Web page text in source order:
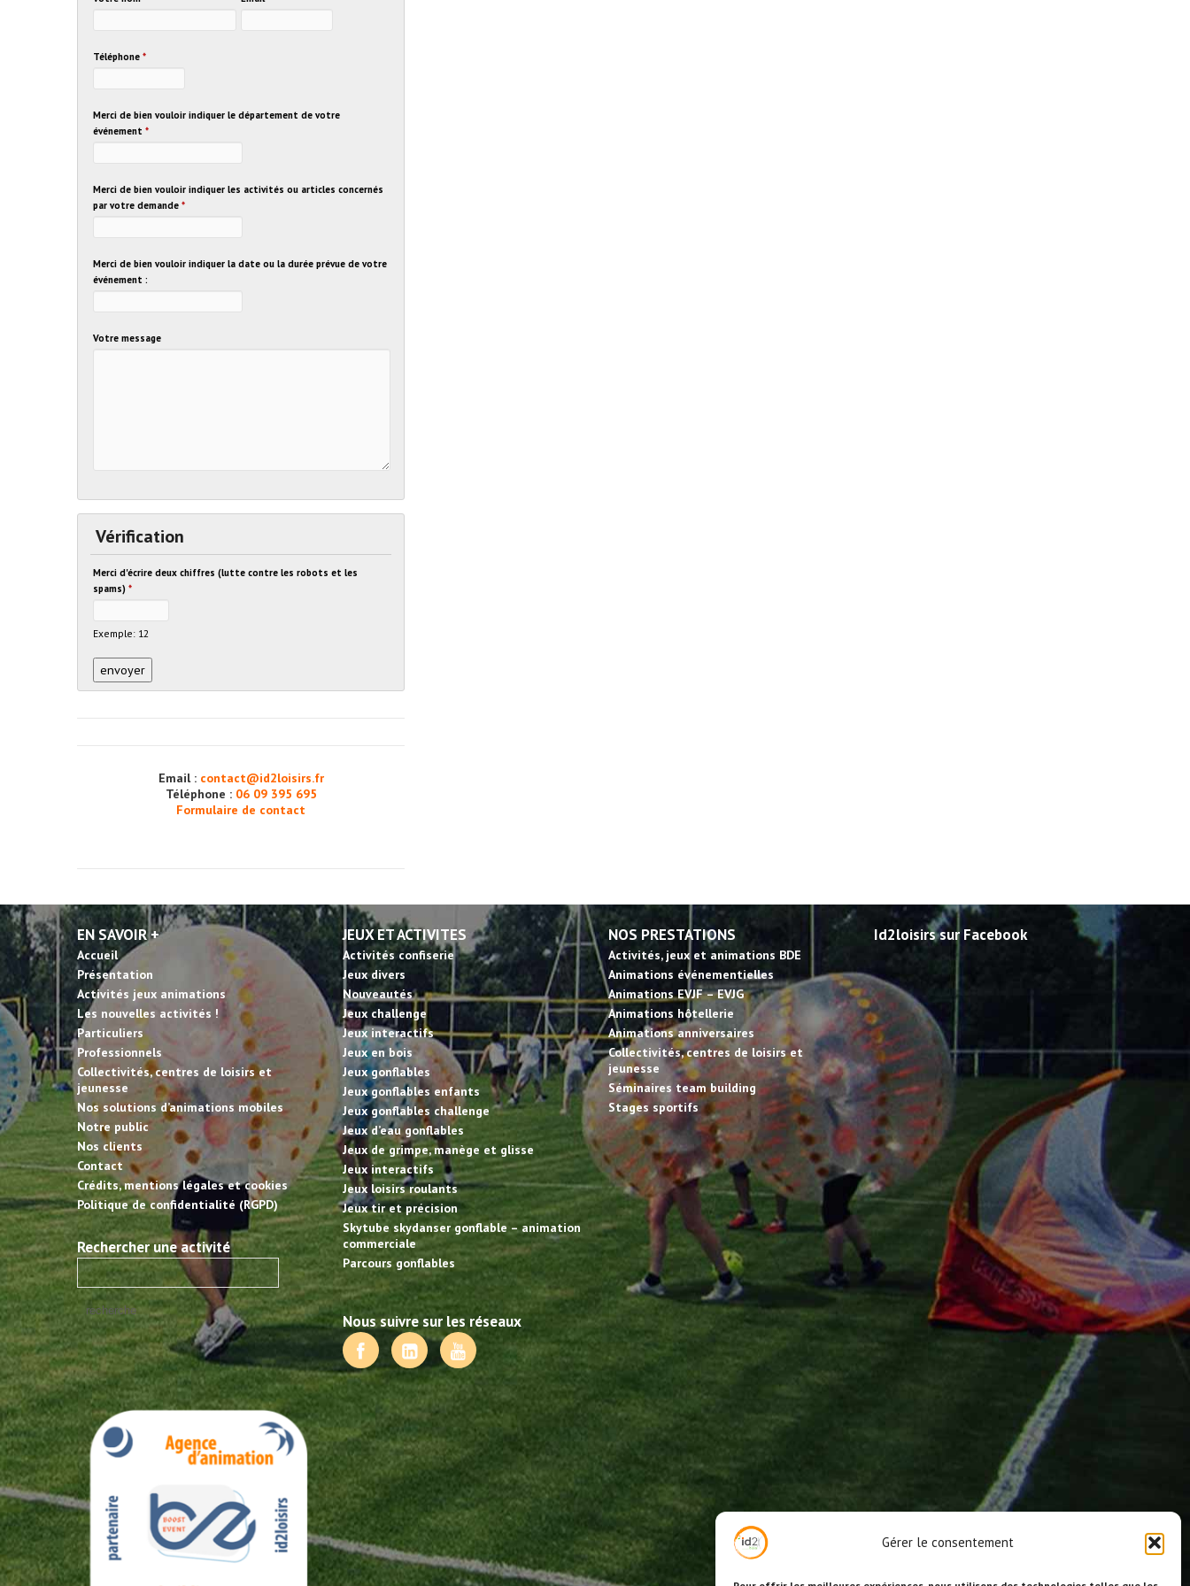
Gérer le consentement
Téléphone*
Merci de bien vouloir indiquer le département de votre
événement*
Merci de bien vouloir indiquer les activités ou articles concernés
par votre demande*
Merci de bien vouloir indiquer la date ou la durée prévue de votre
événement :
Votre message
Vérification
Merci d'écrire deux chiffres (lutte contre les robots et les
spams)*
Exemple: 12
Email : contact@id2loisirs.fr
Téléphone : 06 09 395 695
Formulaire de contact
EN SAVOIR +
Accueil
Présentation
Activités jeux animations
Les nouvelles activités !
Particuliers
Professionnels
Collectivités, centres de loisirs et
jeunesse
Nos solutions d’animations mobiles
Notre public
Nos clients
Contact
Crédits, mentions légales et cookies
Politique de confidentialité (RGPD)
Rechercher une activité
JEUX ET ACTIVITES
Activités confiserie
Jeux divers
Nouveautés
Jeux challenge
Jeux interactifs
Jeux en bois
Jeux gonflables
Jeux gonflables enfants
Jeux gonflables challenge
Jeux d’eau gonflables
Jeux de grimpe, manège et glisse
Jeux interactifs
Jeux loisirs roulants
Jeux tir et précision
Skytube skydanser gonflable – animation
commerciale
Parcours gonflables
Nous suivre sur les réseaux
NOS PRESTATIONS
Activités, jeux et animations BDE
Animations événementielles
Animations EVJF – EVJG
Animations hôtellerie
Animations anniversaires
Collectivités, centres de loisirs et
jeunesse
Séminaires team building
Stages sportifs
Id2loisirs sur Facebook